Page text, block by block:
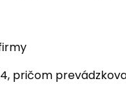
pričom